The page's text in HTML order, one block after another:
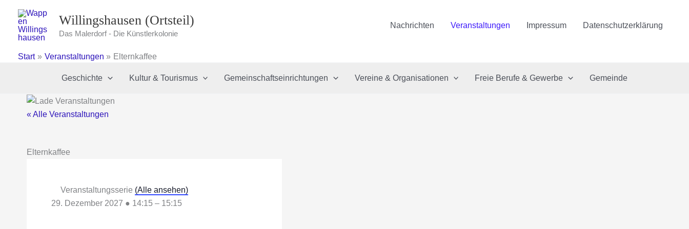
Inhalt
springen
Willingshausen (Ortsteil)
Das Malerdorf - Die Künstlerkolonie
Nachrichten Veranstaltungen Impressum Datenschutzerklärung
Start Veranstaltungen Elternkaffee
Geschichte Kultur & Tourismus Gemeinschaftseinrichtungen Vereine & Organisationen Freie Berufe & Gewerbe Gemeinde
« Alle Veranstaltungen
Elternkaffee
Veranstaltungsserie (Alle ansehen)
29. Dezember 2027 ● 14:15 – 15:15